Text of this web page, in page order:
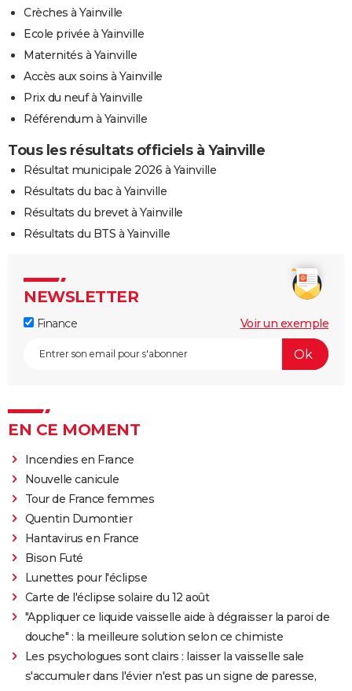
Crèches à Yainville
Ecole privée à Yainville
Maternités à Yainville
Accès aux soins à Yainville
Prix du neuf à Yainville
Référendum à Yainville
Tous les résultats officiels à Yainville
Résultat municipale 2026 à Yainville
Résultats du bac à Yainville
Résultats du brevet à Yainville
Résultats du BTS à Yainville
NEWSLETTER
Finance Voir un exemple
EN CE MOMENT
Incendies en France
Nouvelle canicule
Tour de France femmes
Quentin Dumontier
Hantavirus en France
Bison Futé
Lunettes pour l'éclipse
Carte de l'éclipse solaire du 12 août
"Appliquer ce liquide vaisselle aide à dégraisser la paroi de
douche" : la meilleure solution selon ce chimiste
Les psychologues sont clairs : laisser la vaisselle sale
s'accumuler dans l'évier n'est pas un signe de paresse,